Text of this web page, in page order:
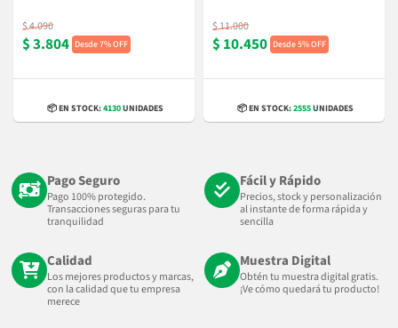
$ 4.090
$ 3.804 7% OFF
📦 EN STOCK:4130UNIDADES
$ 11.000
$ 10.450 5% OFF
📦 EN STOCK:2555UNIDADES
Pago Seguro
Pago 100% protegido.
Transacciones seguras para tu
tranquilidad
Fácil y Rápido
Precios, stock y personalización
al instante de forma rápida y
sencilla
Calidad
Los mejores productos y marcas,
con la calidad que tu empresa
merece
Muestra Digital
Obtén tu muestra digital gratis.
¡Ve cómo quedará tu producto!